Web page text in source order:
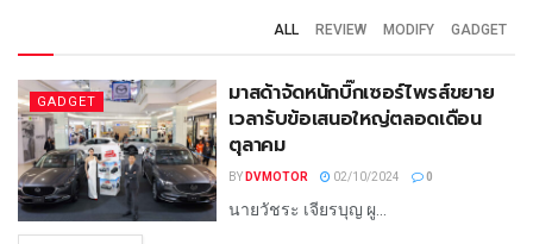
ALL REVIEW MODIFY GADGET
GADGET
มาสด้าจัดหนักบิ๊กเซอร์ไพรส์ขยาย
เวลารับข้อเสนอใหญ่ตลอดเดือน
ตุลาคม
BY DVMOTOR 02/10/2024 0
นายวัชระ เจียรบุญ ผู...